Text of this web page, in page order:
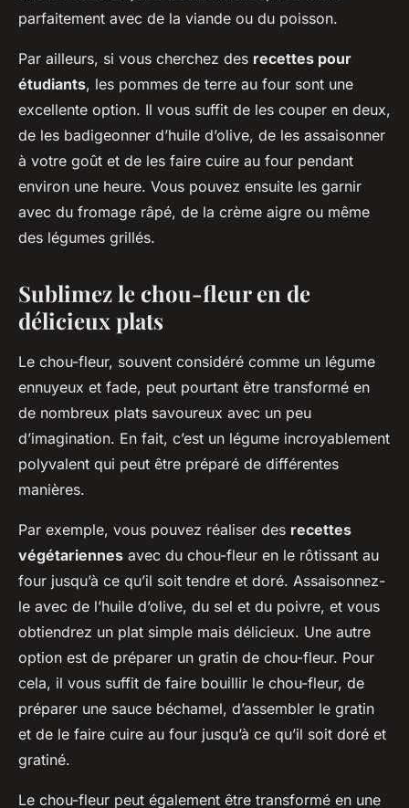
parfaitement avec de la viande ou du poisson.
Par ailleurs, si vous cherchez des recettes pour
étudiants, les pommes de terre au four sont une
excellente option. Il vous suffit de les couper en deux,
de les badigeonner d’huile d’olive, de les assaisonner
à votre goût et de les faire cuire au four pendant
environ une heure. Vous pouvez ensuite les garnir
avec du fromage râpé, de la crème aigre ou même
des légumes grillés.
Sublimez le chou-fleur en de
délicieux plats
Le chou-fleur, souvent considéré comme un légume
ennuyeux et fade, peut pourtant être transformé en
de nombreux plats savoureux avec un peu
d’imagination. En fait, c’est un légume incroyablement
polyvalent qui peut être préparé de différentes
manières.
Par exemple, vous pouvez réaliser des recettes
végétariennes avec du chou-fleur en le rôtissant au
four jusqu’à ce qu’il soit tendre et doré. Assaisonnez-
le avec de l’huile d’olive, du sel et du poivre, et vous
obtiendrez un plat simple mais délicieux. Une autre
option est de préparer un gratin de chou-fleur. Pour
cela, il vous suffit de faire bouillir le chou-fleur, de
préparer une sauce béchamel, d’assembler le gratin
et de le faire cuire au four jusqu’à ce qu’il soit doré et
gratiné.
Le chou-fleur peut également être transformé en une